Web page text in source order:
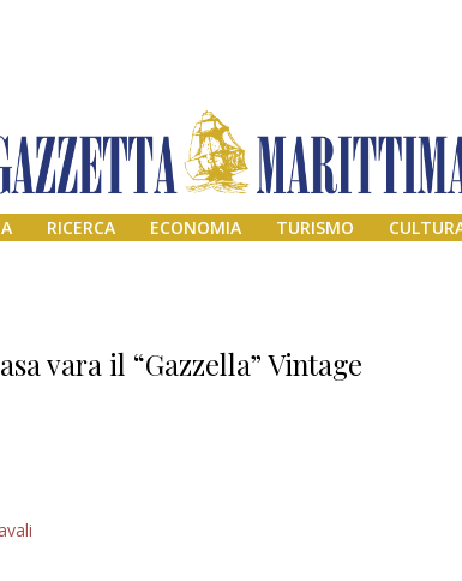
RICERCA ECONOMIA TURISMO
vara il “Gazzella” Vintage